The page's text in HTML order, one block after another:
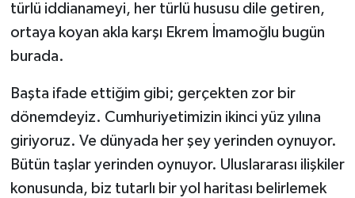
türlü iddianameyi, her türlü hususu dile getiren,
ortaya koyan akla karşı Ekrem İmamoğlu bugün
burada.
Başta ifade ettiğim gibi; gerçekten zor bir
dönemdeyiz. Cumhuriyetimizin ikinci yüz yılına
giriyoruz. Ve dünyada her şey yerinden oynuyor.
Bütün taşlar yerinden oynuyor. Uluslararası ilişkiler
konusunda, biz tutarlı bir yol haritası belirlemek